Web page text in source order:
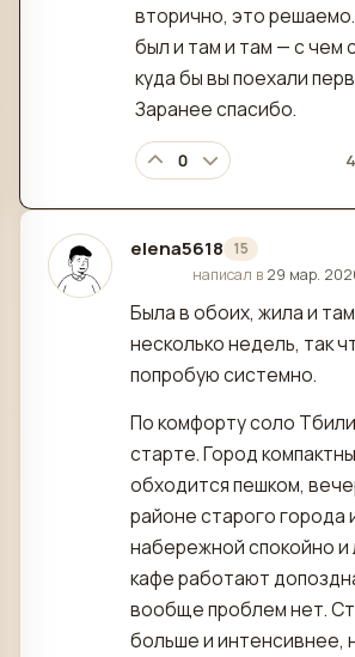
вторично, это
был и там и там — с чем
куда бы вы поехали
Заранее спасибо.
0
elena5618 15
отредактировано
написал в 29 мар.
Была в обоих, жила и
несколько недель, так
попробую системно.
По комфорту соло
старте. Город
обходится пешком,
районе старого города
набережной спокойно и
кафе работают
вообще проблем нет.
больше и интенсивнее,